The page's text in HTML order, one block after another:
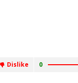
Dislike 0